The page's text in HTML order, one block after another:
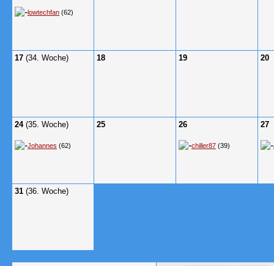
lowtechfan (62)
17 (34. Woche) 18 19 20
24(35. Woche)
Johannes (62)
25 26
chiller87 (39)
27
31 (36. Woche)